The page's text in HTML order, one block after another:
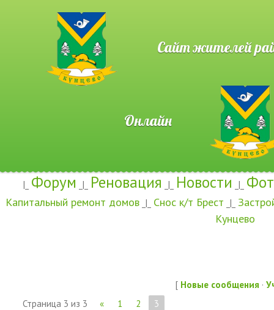
Сайт жителей
Онлайн
|_ Форум _|_ Реновация _|_ Новости _|_
Капитальный ремонт домов _|_ Снос к/т Брест _|_
Кунцево
[ Новые сообщения ·
Страница 3 из 3 « 1 2
3